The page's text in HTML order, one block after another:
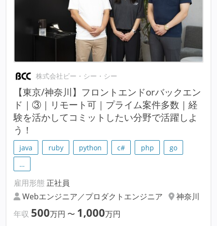
株式会社ビー・シー・シー
【東京/神奈川】フロントエンドorバックエン
ド｜③｜リモート可｜プライム案件多数｜経
験を活かしてコミットしたい分野で活躍しよ
う！
java ruby python c# php
go
…
雇用形態 正社員
Webエンジニア／プロダクトエンジニア
神奈川
年収 500万円 〜 1,000万円